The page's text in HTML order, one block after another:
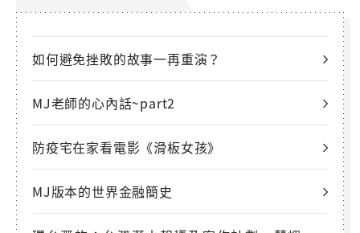
如何避免挫敗的故事一再重演？
MJ老師的心內話~part2
防疫宅在家看電影《滑板女孩》
MJ版本的世界金融簡史